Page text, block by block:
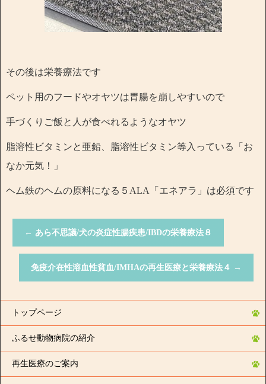
その後は栄養療法です
ペット用のフードやオヤツは胃腸を崩しやすいので
手づくりご飯と人が食べれるようなオヤツ
脂溶性ビタミンと亜鉛、脂溶性ビタミン等入っている「お
なか元気！」
ヘム鉄のヘムの原料になる５ALA「エネアラ」は必須です
← あら不思議/犬の炎症性腸疾患/IBDの栄養療法８
免疫介在性溶血性貧血/IMHAの再生医療と栄養療法４ →
トップページ
ふるせ動物病院の紹介
再生医療のご案内